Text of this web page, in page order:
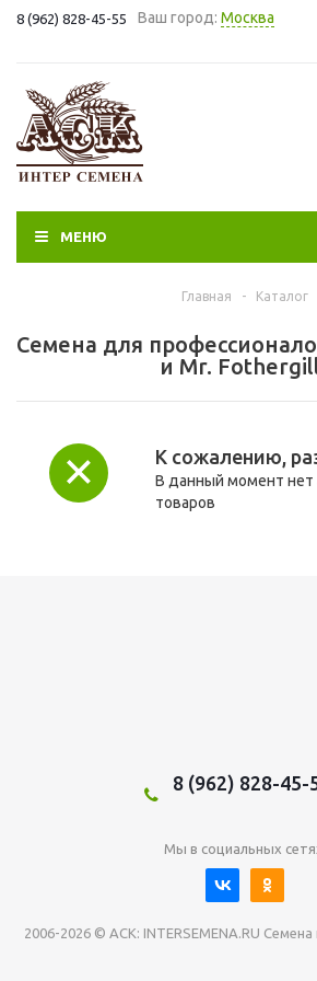
8 (962) 828-45-55 Ваш город: Москва
МЕНЮ
Главная - Каталог
Семена для
и Mr.
К сожалению,
В данный момент нет
товаров
8 (962) 828-45-
Мы в социальных
2006-2026 © АСК: INTERSEMENA.RU